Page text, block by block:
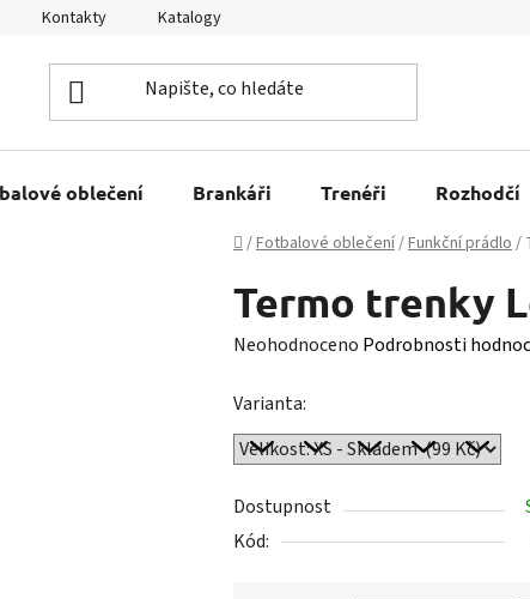
Kontakty Katalogy
oblečení Brankáři Trenéři Rozhodčí
Domů
/Fotbalové oblečení/Funkční prádlo/
Termo trenky
Průměrné
produktu
je
0,0
z
5
Neohodnoceno Podrobnosti
Varianta:
Dostupnost
Kód: